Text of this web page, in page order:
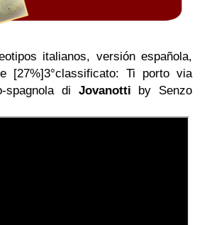
italianos, versión española,
[27%]3°classificato: Ti porto via
spagnola di Jovanotti by Senzo